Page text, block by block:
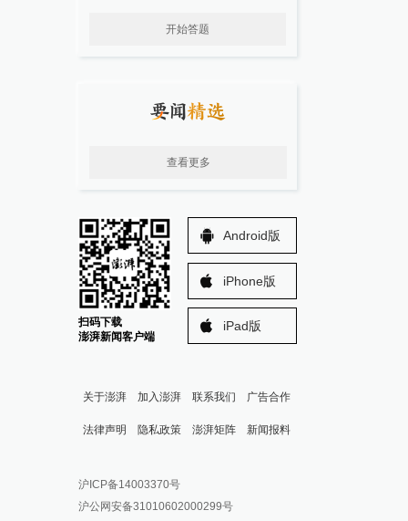
开始答题
查看更多
扫码下载
澎湃新闻客户端
Android版
iPhone版
iPad版
关于澎湃 加入澎湃 联系我们 广告合作
法律声明 隐私政策 澎湃矩阵
澎湃新闻公众号
澎湃新闻抖音号
新闻报料
报料邮箱: news@thepaper.cn
沪ICP备14003370号
沪公网安备31010602000299号